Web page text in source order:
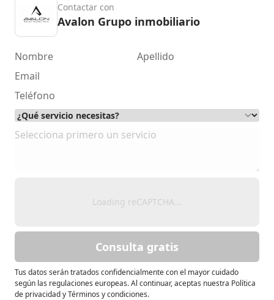
Contactar con
Avalon Grupo inmobiliario
Loading reCAPTCHA...
Consulta gratis
Tus datos serán tratados confidencialmente con el mayor cuidado
según las regulaciones europeas. Al continuar, aceptas nuestra Política
de privacidad y Términos y condiciones.